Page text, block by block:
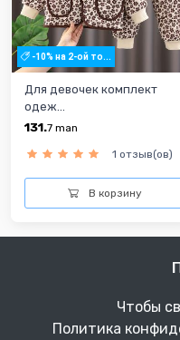
-10% на 2-ой то...
Для девочек комплект
одеж...
131.7 man
1 отзыв(ов)
В корзину
Чтобы
Политика